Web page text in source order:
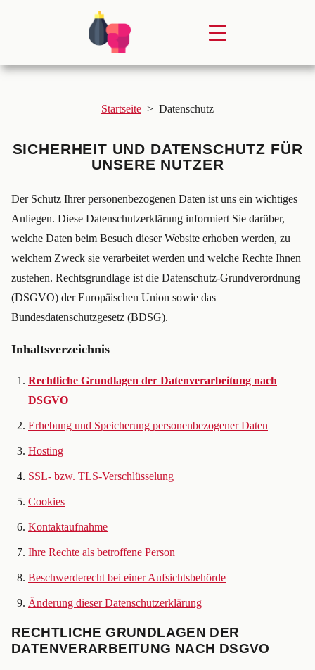
Startseite > Datenschutz
SICHERHEIT UND DATENSCHUTZ FÜR
UNSERE NUTZER
Der Schutz Ihrer personenbezogenen Daten ist uns ein wichtiges
Anliegen. Diese Datenschutzerklärung informiert Sie darüber,
welche Daten beim Besuch dieser Website erhoben werden, zu
welchem Zweck sie verarbeitet werden und welche Rechte Ihnen
zustehen. Rechtsgrundlage ist die Datenschutz-Grundverordnung
(DSGVO) der Europäischen Union sowie das
Bundesdatenschutzgesetz (BDSG).
Inhaltsverzeichnis
Rechtliche Grundlagen der Datenverarbeitung nach
DSGVO
Erhebung und Speicherung personenbezogener Daten
Hosting
SSL- bzw. TLS-Verschlüsselung
Cookies
Kontaktaufnahme
Ihre Rechte als betroffene Person
Beschwerderecht bei einer Aufsichtsbehörde
Änderung dieser Datenschutzerklärung
RECHTLICHE GRUNDLAGEN DER
DATENVERARBEITUNG NACH DSGVO